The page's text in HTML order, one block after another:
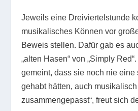
Jeweils eine Dreiviertelstunde
musikalisches Können vor
Beweis stellen. Dafür gab es
„alten Hasen“ von „Simply
gemeint, dass sie noch nie eine
gehabt hätten, auch
zusammengepasst“, freut sich